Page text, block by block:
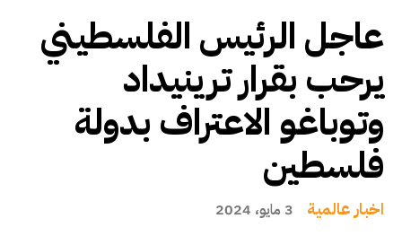
عاجل الرئيس الفلسطيني
يرحب بقرار ترينيداد
وتوباغو الاعتراف بدولة
فلسطين
اخبار عالمية 3 مايو، 2024